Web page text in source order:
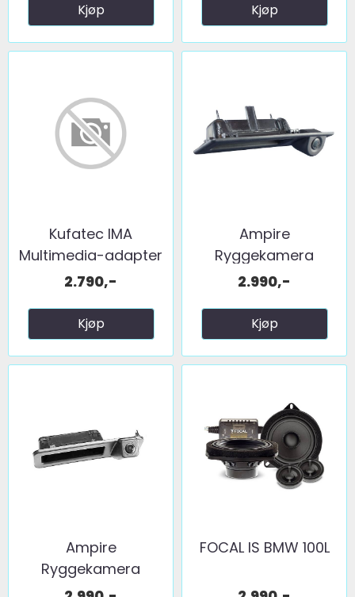
Kjøp Kjøp
Kufatec IMA
Multimedia-adapter
BMW ...
2.790,-
Kjøp
Ampire
Ryggekamera
(håndtak) (CVBS) ...
2.990,-
Kjøp
Ampire
Ryggekamera
(håndtak) (CVBS) ...
FOCAL IS BMW 100L